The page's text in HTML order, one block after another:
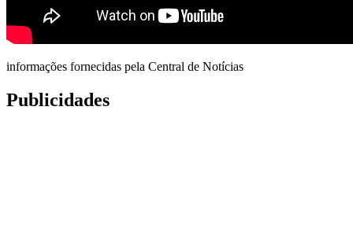
informações fornecidas pela Central de Notícias
Publicidades